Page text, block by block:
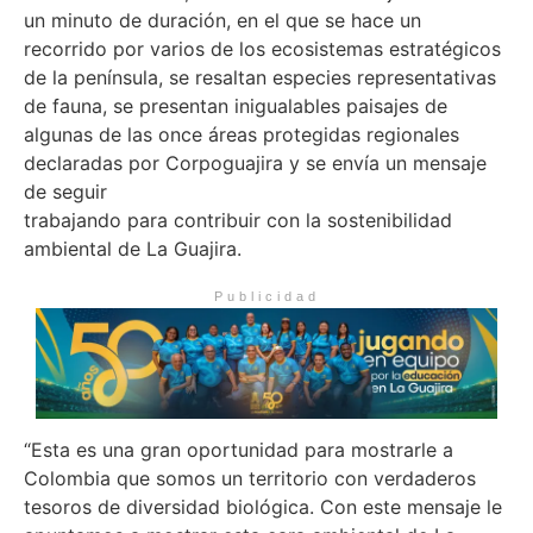
un minuto de duración, en el que se hace un
recorrido por varios de los ecosistemas estratégicos
de la península, se resaltan especies representativas
de fauna, se presentan inigualables paisajes de
algunas de las once áreas protegidas regionales
declaradas por Corpoguajira y se envía un mensaje
de seguir
trabajando para contribuir con la sostenibilidad
ambiental de La Guajira.
Publicidad
“Esta es una gran oportunidad para mostrarle a
Colombia que somos un territorio con verdaderos
tesoros de diversidad biológica. Con este mensaje le